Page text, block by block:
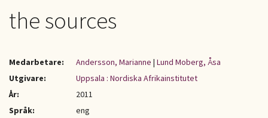
the sources
Medarbetare: Andersson, Marianne | Lund Moberg, Åsa
Utgivare:
Uppsala : Nordiska Afrikainstitutet
År:
2011
Språk:
eng